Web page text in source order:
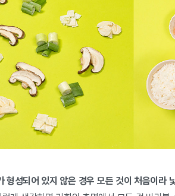
형성되어 있지 않은 경우 모든 것이 처음이라